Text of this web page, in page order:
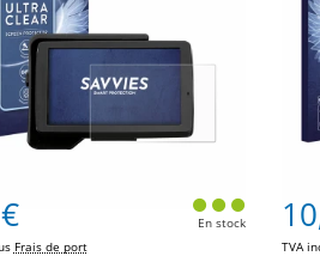
Frais de port
En stock
TVA